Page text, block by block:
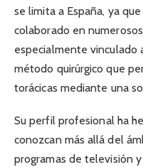
se limita a España, ya
colaborado en
especialmente vinculado
método quirúrgico que
torácicas mediante una
Su perfil profesional ha
conozcan más allá del
programas de televisión